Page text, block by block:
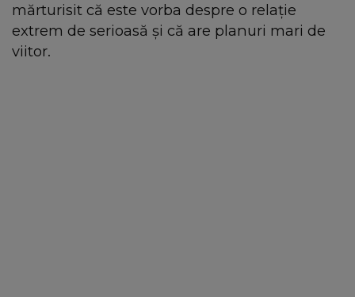
mărturisit că este vorba despre o relație
extrem de serioasă și că are planuri mari de
viitor.